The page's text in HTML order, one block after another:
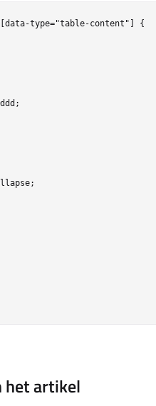
type="table-content"] {
het artikel